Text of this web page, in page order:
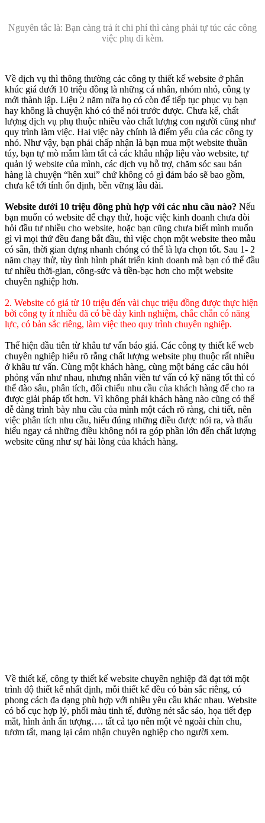
Nguyên tắc là: Bạn càng trả ít chi phí thì càng phải tự túc các công
việc phụ đi kèm.
Về dịch vụ thì thông thường các công ty thiết kế website ở phân
khúc giá dưới 10 triệu đồng là những cá nhân, nhóm nhỏ, công ty
mới thành lập. Liệu 2 năm nữa họ có còn để tiếp tục phục vụ bạn
hay không là chuyện khó có thể nói trước được. Chưa kể, chất
lượng dịch vụ phụ thuộc nhiều vào chất lượng con người cũng như
quy trình làm việc. Hai việc này chính là điểm yếu của các công ty
nhỏ. Như vậy, bạn phải chấp nhận là bạn mua một website thuần
túy, bạn tự mò mẫm làm tất cả các khâu nhập liệu vào website, tự
quản lý website của mình, các dịch vụ hỗ trợ, chăm sóc sau bán
hàng là chuyện “hên xui” chứ không có gì đảm bảo sẽ bao gồm,
chưa kể tới tính ổn định, bền vững lâu dài.
Website dưới 10 triệu đồng phù hợp với các nhu cầu nào? Nếu
bạn muốn có website để chạy thử, hoặc việc kinh doanh chưa đòi
hỏi đầu tư nhiều cho website, hoặc bạn cũng chưa biết mình muốn
gì vì mọi thứ đều đang bắt đầu, thì việc chọn một website theo mẫu
có sẵn, thời gian dựng nhanh chóng có thể là lựa chọn tốt. Sau 1- 2
năm chạy thử, tùy tình hình phát triển kinh doanh mà bạn có thể đầu
tư nhiều thời-gian, công-sức và tiền-bạc hơn cho một website
chuyên nghiệp hơn.
2. Website có giá từ 10 triệu đến vài chục triệu đồng được thực hiện
bởi công ty ít nhiều đã có bề dày kinh nghiệm, chắc chắn có năng
lực, có bản sắc riêng, làm việc theo quy trình chuyên nghiệp.
Thể hiện đầu tiên từ khâu tư vấn báo giá. Các công ty thiết kế web
chuyên nghiệp hiểu rõ rằng chất lượng website phụ thuộc rất nhiều
ở khâu tư vấn. Cùng một khách hàng, cùng một bảng các câu hỏi
phỏng vấn như nhau, nhưng nhân viên tư vấn có kỹ năng tốt thì có
thể đào sâu, phân tích, đối chiếu nhu cầu của khách hàng để cho ra
được giải pháp tốt hơn. Vì không phải khách hàng nào cũng có thể
dễ dàng trình bày nhu cầu của mình một cách rõ ràng, chi tiết, nên
việc phân tích nhu cầu, hiểu đúng những điều được nói ra, và thấu
hiểu ngay cả những điều không nói ra góp phần lớn đến chất lượng
website cũng như sự hài lòng của khách hàng.
Về thiết kế, công ty thiết kế website chuyên nghiệp đã đạt tới một
trình độ thiết kế nhất định, mỗi thiết kế đều có bản sắc riêng, có
phong cách đa dạng phù hợp với nhiều yêu cầu khác nhau. Website
có bố cục hợp lý, phối màu tinh tế, đường nét sắc sảo, họa tiết đẹp
mắt, hình ảnh ấn tượng…. tất cả tạo nên một vẻ ngoài chỉn chu,
tươm tất, mang lại cảm nhận chuyên nghiệp cho người xem.